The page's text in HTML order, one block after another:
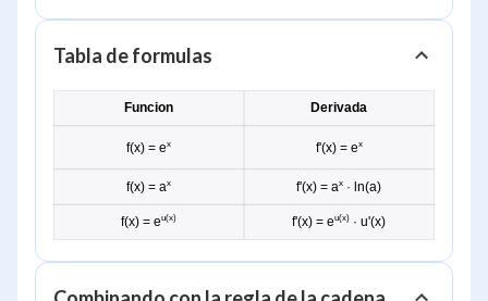
Tabla de formulas
Funcion Derivada
f(x) = ex f'(x) = ex
f(x) = ax f'(x) = ax · ln(a)
f(x) = eu(x) f'(x) = eu(x) · u'(x)